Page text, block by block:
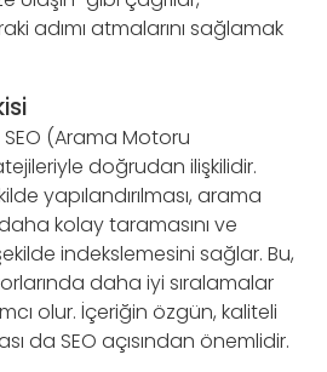
adımı atmalarını sağlamak
SEO (Arama Motoru
doğrudan ilişkilidir.
yapılandırılması, arama
kolay taramasını ve
indekslemesini sağlar. Bu,
daha iyi sıralamalar
olur. İçeriğin özgün, kaliteli
da SEO açısından önemlidir.